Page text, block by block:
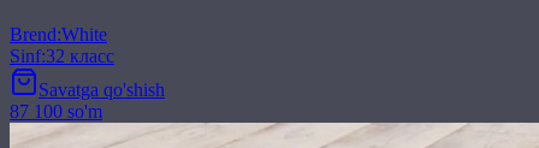
Brend:White
Sinf:32 класс
Savatga qo'shish
87 100 so'm